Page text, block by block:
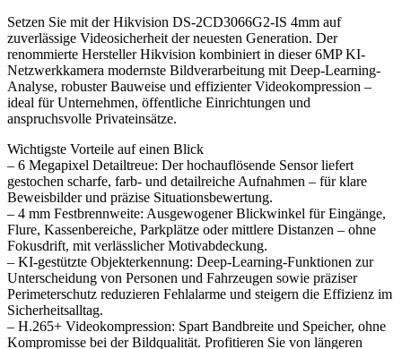
Setzen Sie mit der Hikvision DS-2CD3066G2-IS 4mm auf
zuverlässige Videosicherheit der neuesten Generation. Der
renommierte Hersteller Hikvision kombiniert in dieser 6MP KI-
Netzwerkkamera modernste Bildverarbeitung mit Deep-Learning-
Analyse, robuster Bauweise und effizienter Videokompression –
ideal für Unternehmen, öffentliche Einrichtungen und
anspruchsvolle Privateinsätze.
Wichtigste Vorteile auf einen Blick
– 6 Megapixel Detailtreue: Der hochauflösende Sensor liefert
gestochen scharfe, farb- und detailreiche Aufnahmen – für klare
Beweisbilder und präzise Situationsbewertung.
– 4 mm Festbrennweite: Ausgewogener Blickwinkel für Eingänge,
Flure, Kassenbereiche, Parkplätze oder mittlere Distanzen – ohne
Fokusdrift, mit verlässlicher Motivabdeckung.
– KI-gestützte Objekterkennung: Deep-Learning-Funktionen zur
Unterscheidung von Personen und Fahrzeugen sowie präziser
Perimeterschutz reduzieren Fehlalarme und steigern die Effizienz im
Sicherheitsalltag.
– H.265+ Videokompression: Spart Bandbreite und Speicher, ohne
Kompromisse bei der Bildqualität. Profitieren Sie von längeren